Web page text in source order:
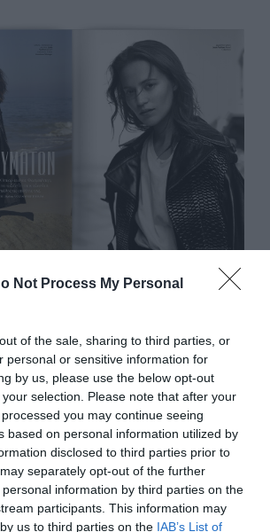
Not Process My Personal
of the sale, sharing to third parties, or
personal or sensitive information for
by us, please use the below opt-out
selection. Please note that after your
you may continue seeing
based on personal information utilized by
disclosed to third parties prior to
separately opt-out of the further
information by third parties on the
participants. This information may
us to third parties on the IAB’s List of
στιγμή καταπιάνομαι με τον
και τη διακόσμηση των δύο
με τον σύζυγό μου (σ.σ. τον
Λατρεύω το να επιπλώνω